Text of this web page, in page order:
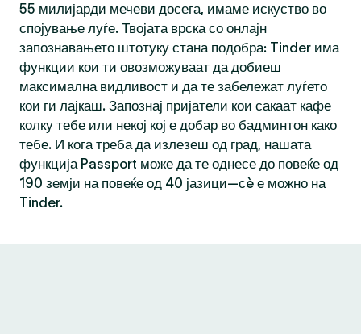
55 милијарди мечеви досега, имаме искуство во
спојување луѓе. Твојата врска со онлајн
запознавањето штотуку стана подобра: Tinder има
функции кои ти овозможуваат да добиеш
максимална видливост и да те забележат луѓето
кои ги лајкаш. Запознај пријатели кои сакаат кафе
колку тебе или некој кој е добар во бадминтон како
тебе. И кога треба да излезеш од град, нашата
функција Passport може да те однесе до повеќе од
190 земји на повеќе од 40 јазици—сè е можно на
Tinder.